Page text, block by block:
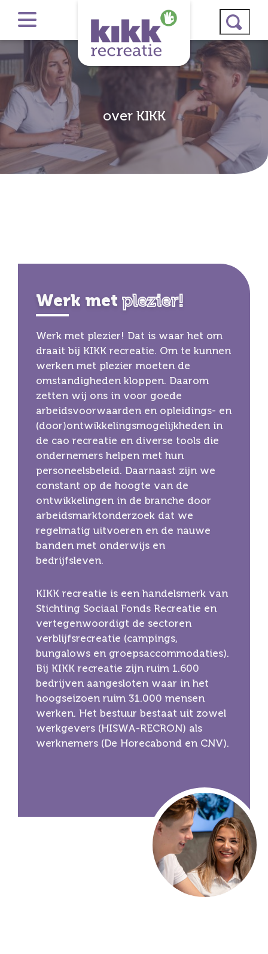
over KIKK
Werk met plezier!
Werk met plezier! Dat is waar het om
draait bij KIKK recreatie. Om te kunnen
werken met plezier moeten de
omstandigheden kloppen. Daarom
zetten wij ons in voor goede
arbeidsvoorwaarden en opleidings- en
(door)ontwikkelingsmogelijkheden in
de cao recreatie en diverse tools die
ondernemers helpen met hun
personeelsbeleid. Daarnaast zijn we
constant op de hoogte van de
ontwikkelingen in de branche door
arbeidsmarktonderzoek dat we
regelmatig uitvoeren en de nauwe
banden met onderwijs en
bedrijfsleven.
KIKK recreatie is een handelsmerk van
Stichting Sociaal Fonds Recreatie en
vertegenwoordigt de sectoren
verblijfsrecreatie (campings,
bungalows en groepsaccommodaties).
Bij KIKK recreatie zijn ruim 1.600
bedrijven aangesloten waar in het
hoogseizoen ruim 31.000 mensen
werken. Het bestuur bestaat uit zowel
werkgevers (HISWA-RECRON) als
werknemers (De Horecabond en CNV).